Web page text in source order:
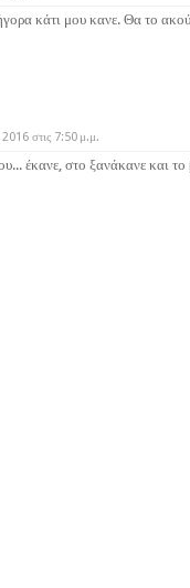
κάτι μου κανε. Θα το
2016 στις 7:50 μ.μ.
έκανε, στο ξανάκανε και το